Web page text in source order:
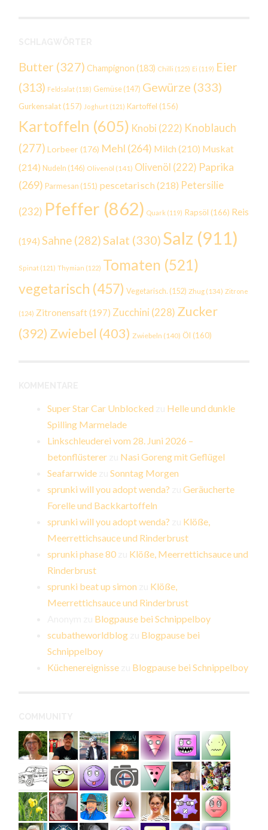
Butter (327) Champignon (183) Chilli (125) Ei (119) Eier
(313) Feldsalat (118) Gemüse (147) Gewürze (333)
Gurkensalat (157) Joghurt (121) Kartoffel (156)
Kartoffeln (605) Knobi (222) Knoblauch
(277) Lorbeer (176) Mehl (264) Milch (210) Muskat
(214) Nudeln (146) Olivenöl (141) Olivenöl (222) Paprika
(269) Parmesan (151) pescetarisch (218) Petersilie
(232) Pfeffer (862) Quark (119) Rapsöl (166) Reis
(194) Sahne (282) Salat (330) Salz (911)
Spinat (121) Thymian (122) Tomaten (521)
vegetarisch (457) Vegetarisch. (152) Zhug (134) Zitrone
(124) Zitronensaft(197) Zucchini (228) Zucker
(392) Zwiebel (403) Zwiebeln (140) Öl (160)
Super Star Car Unblocked
Helle und dunkle
Spilling Marmelade
Linkschleuderei vom 28. Juni 2026 –
betonflüsterer
Nasi Goreng mit Geflügel
Seafarrwide zuSonntag Morgen
sprunki will you adopt wenda? zuGeräucherte
Forelle und Backkartoffeln
sprunki will you adopt wenda?
Klöße,
Meerrettichsauce und Rinderbrust
sprunki phase 80
Klöße, Meerrettichsauce und
Rinderbrust
sprunki beat up simon
Klöße,
Meerrettichsauce und Rinderbrust
Blogpause bei Schnippelboy
scubatheworldblog
Blogpause bei
Schnippelboy
Küchenereignisse
Blogpause bei Schnippelboy